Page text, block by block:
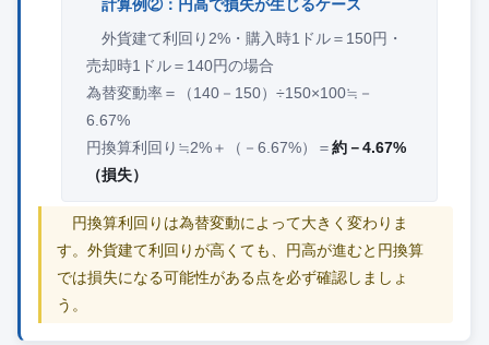
計算例②：円高で損失が生じるケース
外貨建て利回り2%・購入時1ドル＝150円・
売却時1ドル＝140円の場合
為替変動率＝（140－150）÷150×100≒－
6.67%
円換算利回り≒2%＋（－6.67%）＝約－4.67%
（損失）
円換算利回りは為替変動によって大きく変わりま
す。外貨建て利回りが高くても、円高が進むと円換算
では損失になる可能性がある点を必ず確認しましょ
う。